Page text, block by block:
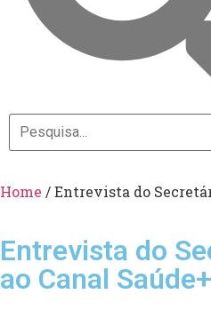
Home /Entrevista do
Entrevista do
ao Canal Saúde+